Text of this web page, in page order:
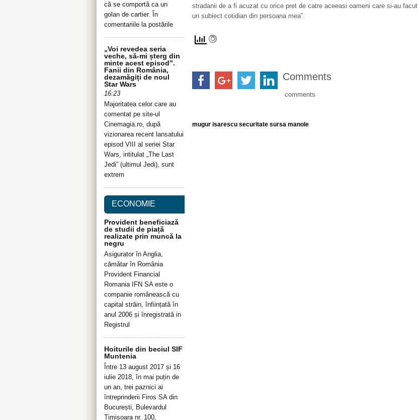
stradanii de a fi acuzat cu orice pret de catre aceeasi oameni care si-au facut
un subiect cotidian din persoana mea”.
Comments
comments
mugur isarescu securitate sursa manole
că se comportă ca un
golan de cartier. În
comentariile la postările
„Voi revedea seria
veche, să-mi șterg din
minte acest episod”.
Fanii din România,
dezamăgiți de noul
Star Wars
16:23
Majoritatea celor care au
comentat pe site-ul
Cinemagia.ro, după
vizionarea recent lansatului
episod VIII al seriei Star
Wars, intitulat „The Last
Jedi” (ultimul Jedi), sunt
extrem
ECONOMIE
Provident beneficiază
de studii de piață
realizate prin muncă la
negru
Asigurator în Anglia,
cămătar în România
Provident Financial
Romania IFN SA este o
companie românească cu
capital străin, înființată în
anul 2006 și înregistrată in
Registrul
Hoiturile din beciul SIF
Muntenia
Între 13 august 2017 și 16
iulie 2018, în mai puțin de
un an, trei paznici ai
întreprinderii Firos SA din
București, Bulevardul
Timișoara nr. 100,